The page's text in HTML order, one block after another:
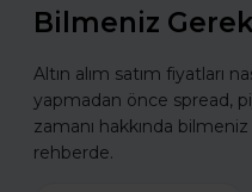
Bilmeniz
Altın alım satım fiyatları
yapmadan önce spread,
zamanı hakkında
rehberde.